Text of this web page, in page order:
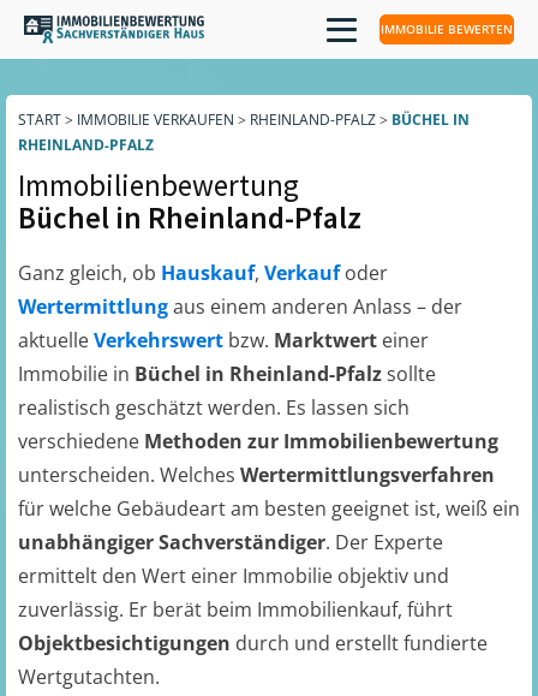
IMMOBILIE BEWERTEN
START> IMMOBILIE VERKAUFEN > RHEINLAND-PFALZ> BÜCHEL IN
RHEINLAND-PFALZ
Immobilienbewertung
Büchel in Rheinland-Pfalz
Ganz gleich, ob Hauskauf, Verkaufoder
Wertermittlungaus einem anderen Anlass – der
aktuelleVerkehrswert bzw. Marktwert einer
Immobilie in Büchel in Rheinland-Pfalzsollte
realistisch geschätzt werden. Es lassen sich
verschiedene Methoden zur Immobilienbewertung
unterscheiden. Welches Wertermittlungsverfahren
für welche Gebäudeart am besten geeignet ist, weiß ein
unabhängiger Sachverständiger. Der Experte
ermittelt den Wert einer Immobilie objektiv und
zuverlässig. Er berät beim Immobilienkauf, führt
Objektbesichtigungen durch und erstellt fundierte
Wertgutachten.